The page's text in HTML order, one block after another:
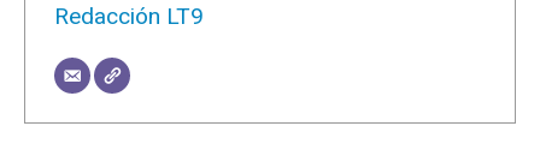
Redacción LT9